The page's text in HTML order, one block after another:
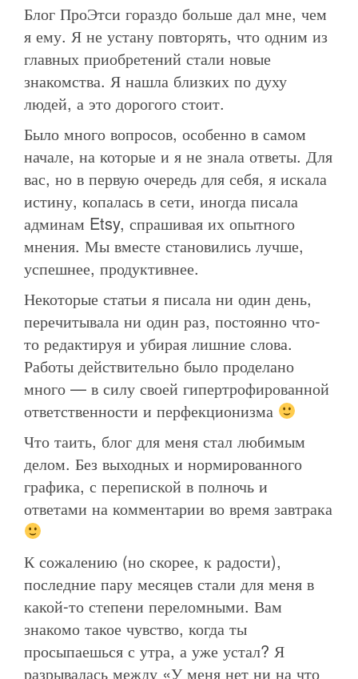
Блог ПроЭтси гораздо больше дал мне, чем
я ему. Я не устану повторять, что одним из
главных приобретений стали новые
знакомства. Я нашла близких по духу
людей, а это дорогого стоит.
Было много вопросов, особенно в самом
начале, на которые и я не знала ответы. Для
вас, но в первую очередь для себя, я искала
истину, копалась в сети, иногда писала
админам Etsy, спрашивая их опытного
мнения. Мы вместе становились лучше,
успешнее, продуктивнее.
Некоторые статьи я писала ни один день,
перечитывала ни один раз, постоянно что-
то редактируя и убирая лишние слова.
Работы действительно было проделано
много — в силу своей гипертрофированной
ответственности и перфекционизма
Что таить, блог для меня стал любимым
делом. Без выходных и нормированного
графика, с перепиской в полночь и
ответами на комментарии во время завтрака
К сожалению (но скорее, к радости),
последние пару месяцев стали для меня в
какой-то степени переломными. Вам
знакомо такое чувство, когда ты
просыпаешься с утра, а уже устал? Я
разрывалась между «У меня нет ни на что